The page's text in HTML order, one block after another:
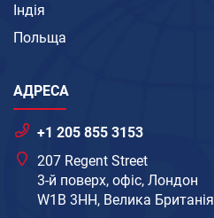
Індія
Польща
АДРЕСА
+1 205 855 3153
207 Regent Street
3-й поверх, офіс, Лондон
W1B 3HH, Велика Британія